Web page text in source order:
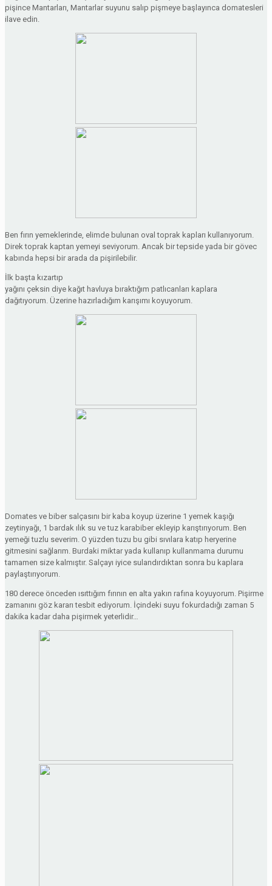
pişince Mantarları, Mantarlar suyunu salıp pişmeye başlayınca domatesleri
ilave edin.
Ben fırın yemeklerinde, elimde bulunan oval toprak kapları kullanıyorum.
Direk toprak kaptan yemeyi seviyorum. Ancak bir tepside yada bir gövec
kabında hepsi bir arada da pişirilebilir.
İlk başta kızartıp
yağını çeksin diye kağıt havluya bıraktığım patlıcanları kaplara
dağıtıyorum. Üzerine hazırladığım karışımı koyuyorum.
Domates ve biber salçasını bir kaba koyup üzerine 1 yemek kaşığı
zeytinyağı, 1 bardak ılık su ve tuz karabiber ekleyip karıştırıyorum. Ben
yemeği tuzlu severim. O yüzden tuzu bu gibi sıvılara katıp heryerine
gitmesini sağlarım. Burdaki miktar yada kullanıp kullanmama durumu
tamamen size kalmıştır. Salçayı iyice sulandırdıktan sonra bu kaplara
paylaştırıyorum.
180 derece önceden ısıttığım fırının en alta yakın rafına koyuyorum. Pişirme
zamanını göz kararı tesbit ediyorum. İçindeki suyu fokurdadığı zaman 5
dakika kadar daha pişirmek yeterlidir…